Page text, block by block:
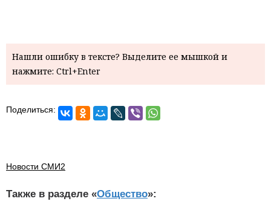
Нашли ошибку в тексте? Выделите ее мышкой и
нажмите: Ctrl+Enter
Поделиться:
Новости СМИ2
Также в разделе «Общество»: